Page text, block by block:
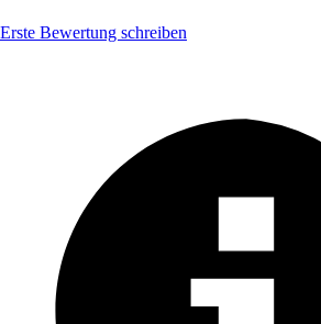
Erste Bewertung schreiben